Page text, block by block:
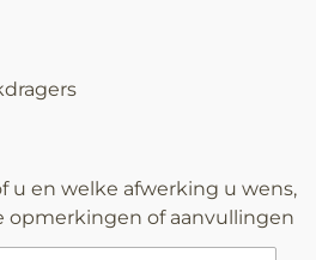
u en welke afwerking u wens,
opmerkingen of aanvullingen